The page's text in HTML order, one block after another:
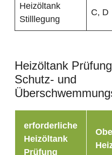
Heizöltank
Stilllegung
C, D
Heizöltank
Schutz- und
erforderliche
Heizöltank
Prüfung